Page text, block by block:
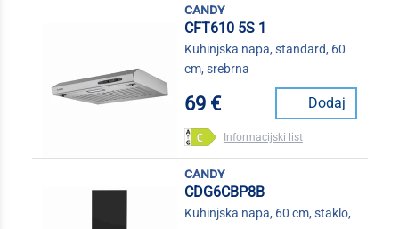
candy
CFT610 5S 1
Kuhinjska napa, standard, 60
cm, srebrna
69 € Dodaj
Informacijski list
candy
CDG6CBP8B
Kuhinjska napa, 60 cm, staklo,